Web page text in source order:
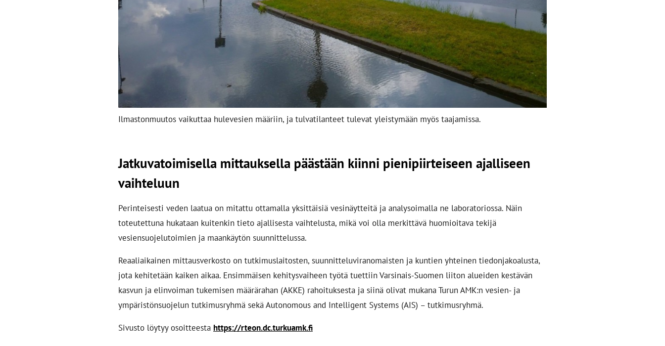
Ilmastonmuutos vaikuttaa hulevesien määriin, ja tulvatilanteet tulevat yleistymään myös taajamissa.
Jatkuvatoimisella mittauksella päästään kiinni pienipiirteiseen ajalliseen
vaihteluun
Perinteisesti veden laatua on mitattu ottamalla yksittäisiä vesinäytteitä ja analysoimalla ne laboratoriossa. Näin
toteutettuna hukataan kuitenkin tieto ajallisesta vaihtelusta, mikä voi olla merkittävä huomioitava tekijä
vesiensuojelutoimien ja maankäytön suunnittelussa.
Reaaliaikainen mittausverkosto on tutkimuslaitosten, suunnitteluviranomaisten ja kuntien yhteinen tiedonjakoalusta,
jota kehitetään kaiken aikaa. Ensimmäisen kehitysvaiheen työtä tuettiin Varsinais-Suomen liiton alueiden kestävän
kasvun ja elinvoiman tukemisen määrärahan (AKKE) rahoituksesta ja siinä olivat mukana Turun AMK:n vesien- ja
ympäristönsuojelun tutkimusryhmä sekä Autonomous and Intelligent Systems (AIS) – tutkimusryhmä.
Sivusto löytyy osoitteesta https://rteon.dc.turkuamk.fi